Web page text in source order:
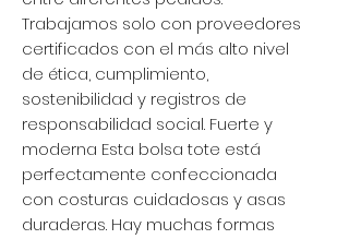
Trabajamos solo con proveedores
certificados con el más alto nivel
de ética, cumplimiento,
sostenibilidad y registros de
responsabilidad social. Fuerte y
moderna Esta bolsa tote está
perfectamente confeccionada
con costuras cuidadosas y asas
duraderas. Hay muchas formas